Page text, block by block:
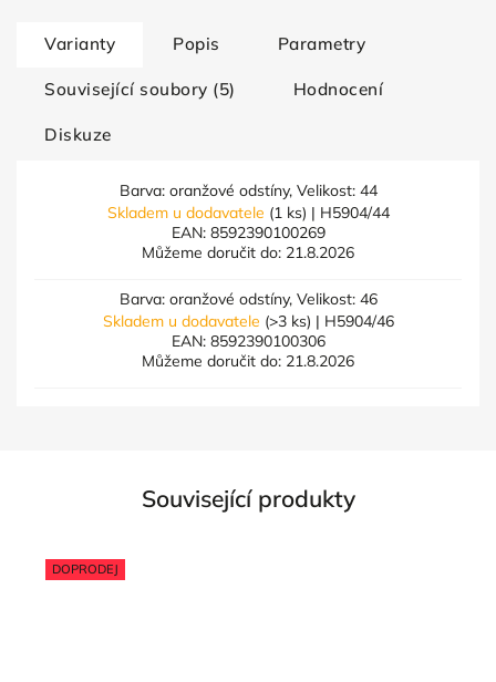
Varianty Popis Parametry
Související soubory (5) Hodnocení
Diskuze
Barva: oranžové odstíny, Velikost: 44
Skladem u dodavatele (1 ks) | H5904/44
EAN: 8592390100269
Můžeme doručit do: 21.8.2026
Barva: oranžové odstíny, Velikost: 46
Skladem u dodavatele (>3 ks) | H5904/46
EAN: 8592390100306
Můžeme doručit do: 21.8.2026
Související produkty
DOPRODEJ